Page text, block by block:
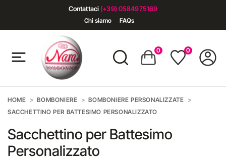
Contattaci (+39) 0584975169
Chi siamo FAQs
0 0
HOME BOMBONIERE
BOMBONIERE PERSONALIZZATE
SACCHETTINO PER BATTESIMO PERSONALIZZATO
Sacchettino per Battesimo
Personalizzato